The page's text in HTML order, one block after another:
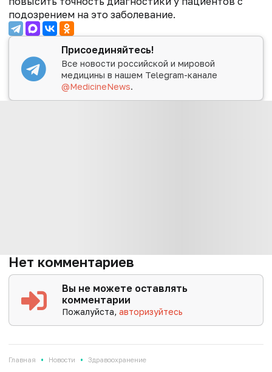
подозрением на это заболевание.
Присоединяйтесь!
Все новости российской и мировой
медицины в нашем Telegram-канале
@MedicineNews.
Нет комментариев
Вы не можете оставлять
комментарии
Пожалуйста,авторизуйтесь
Главная • Новости • Здравоохранение